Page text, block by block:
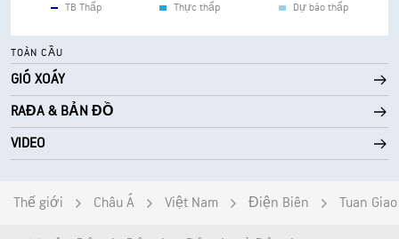
TB Thấp
Thực thấp
Dự báo thấp
TOÀN CẦU
GIÓ XOÁY
RAĐA & BẢN ĐỒ
VIDEO
Thế giới Châu Á Việt Nam Điện Biên Tuan Giao